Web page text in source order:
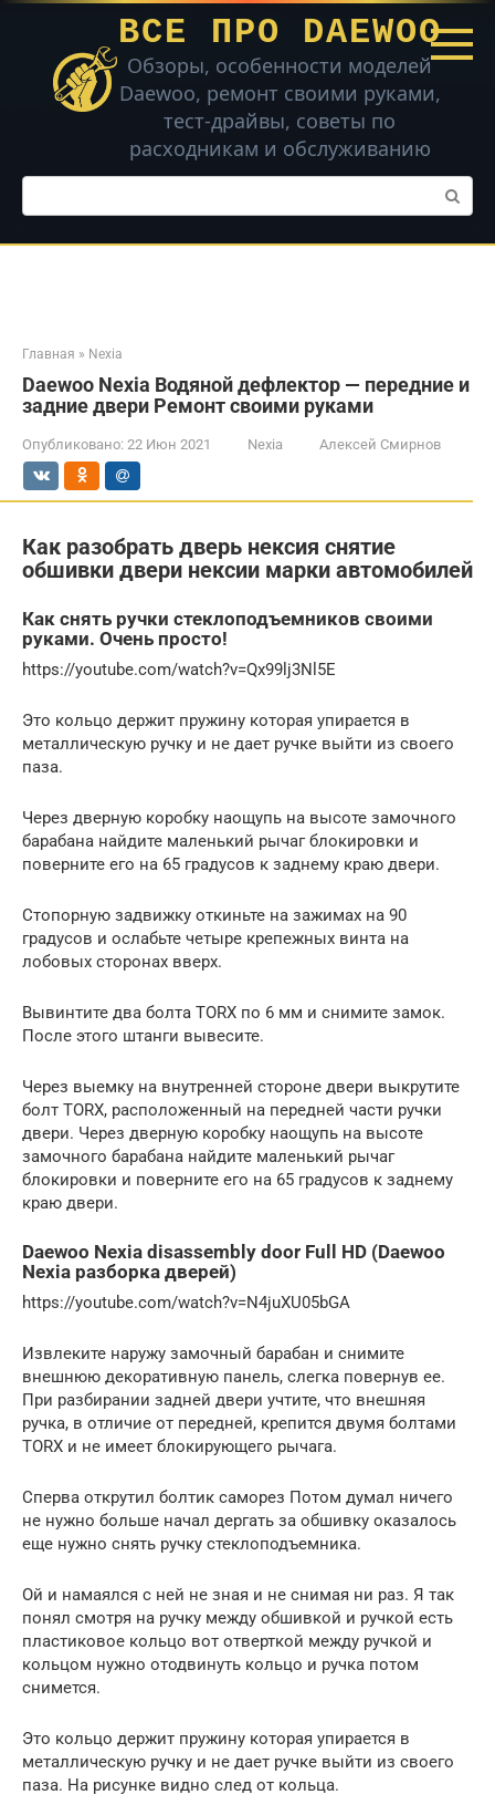
Перейти
контенту
ВСЕ ПРО DAEWOO
Обзоры, особенности моделей
Daewoo, ремонт своими руками,
тест-драйвы, советы по
расходникам и обслуживанию
Поиск:
Главная » Nexia
Daewoo Nexia Водяной дефлектор — передние и
задние двери Ремонт своими руками
Опубликовано: 22 Июн 2021 Nexia Алексей Смирнов
Как разобрать дверь нексия снятие
обшивки двери нексии марки автомобилей
Как снять ручки стеклоподъемников своими
руками. Очень просто!
https://youtube.com/watch?v=Qx99lj3Nl5E
Это кольцо держит пружину которая упирается в
металлическую ручку и не дает ручке выйти из своего
паза.
Через дверную коробку наощупь на высоте замочного
барабана найдите маленький рычаг блокировки и
поверните его на 65 градусов к заднему краю двери.
Стопорную задвижку откиньте на зажимах на 90
градусов и ослабьте четыре крепежных винта на
лобовых сторонах вверх.
Вывинтите два болта TORX по 6 мм и снимите замок.
После этого штанги вывесите.
Через выемку на внутренней стороне двери выкрутите
болт TORX, расположенный на передней части ручки
двери. Через дверную коробку наощупь на высоте
замочного барабана найдите маленький рычаг
блокировки и поверните его на 65 градусов к заднему
краю двери.
Daewoo Nexia disassembly door Full HD (Daewoo
Nexia разборка дверей)
https://youtube.com/watch?v=N4juXU05bGA
Извлеките наружу замочный барабан и снимите
внешнюю декоративную панель, слегка повернув ее.
При разбирании задней двери учтите, что внешняя
ручка, в отличие от передней, крепится двумя болтами
TORX и не имеет блокирующего рычага.
Сперва открутил болтик саморез Потом думал ничего
не нужно больше начал дергать за обшивку оказалось
еще нужно снять ручку стеклоподъемника.
Ой и намаялся с ней не зная и не снимая ни раз. Я так
понял смотря на ручку между обшивкой и ручкой есть
пластиковое кольцо вот отверткой между ручкой и
кольцом нужно отодвинуть кольцо и ручка потом
снимется.
Это кольцо держит пружину которая упирается в
металлическую ручку и не дает ручке выйти из своего
паза. На рисунке видно след от кольца.